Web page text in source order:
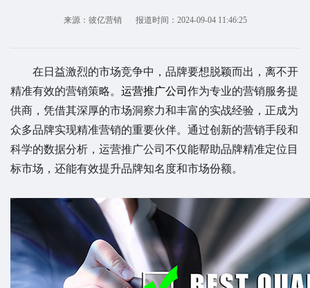
来源：彼亿营销 报道时间：2024-09-04 11:46:25
在日益激烈的市场竞争中，品牌要想脱颖而出，离不开
精准有效的营销策略。 运营推广公司 作为专业的营销服务提
供商，凭借其深厚的市场洞察力和丰富的实战经验，正成为
众多品牌实现精准营销的重要伙伴。通过创新的营销手段和
科学的数据分析，运营推广公司不仅能帮助品牌精准定位目
标市场，还能有效提升品牌知名度和市场份额。